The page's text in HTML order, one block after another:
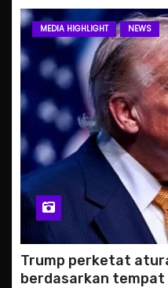
MEDIA HIGHLIGHT NEWS
Trump perketat
berdasarkan tempat